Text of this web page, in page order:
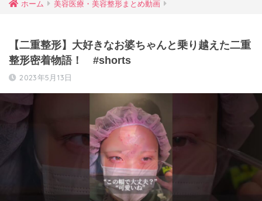
ホーム 美容医療・美容整形まとめ動画
【二重整形】大好きなお婆ちゃんと乗り越えた二重
整形密着物語！ #shorts
2023年5月13日